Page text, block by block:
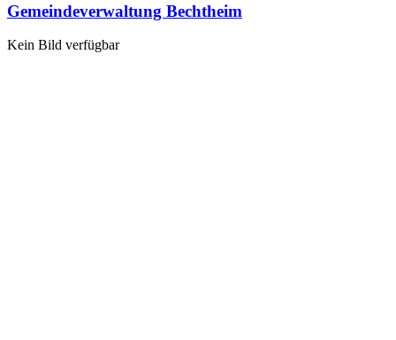
Gemeindeverwaltung Bechtheim
Kein Bild verfügbar